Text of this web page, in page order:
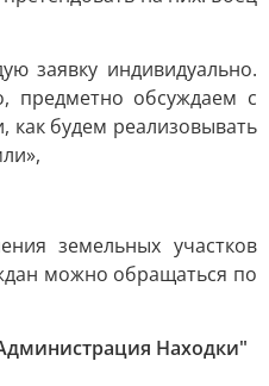
заявку индивидуально.
предметно обсуждаем с
как будем реализовывать
земельных участков
можно обращаться по
Находки"